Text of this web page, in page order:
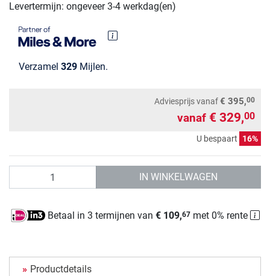
Levertermijn: ongeveer 3-4 werkdag(en)
Verzamel 329 Mijlen.
Adviesprijsvanaf€ 395,00
vanaf € 329,00
U bespaart 16%
IN WINKELWAGEN
Betaal in 3 termijnen van € 109,67 met 0% rente
Productdetails